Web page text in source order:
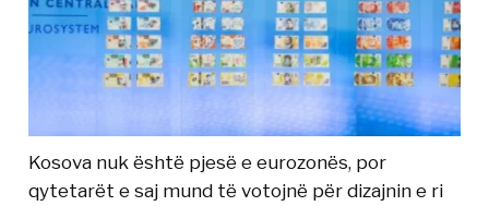
Kosova nuk është pjesë e eurozonës, por
qytetarët e saj mund të votojnë për dizajnin e ri